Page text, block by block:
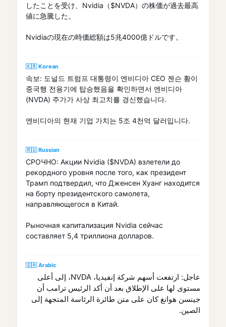
したことを受け、Nvidia（$NVDA）の株価が過去最高
値に急騰した。
Nvidiaの現在の時価総額は5兆4000億ドルです。
🇰🇷 Korean
속보: 도널드 트럼프 대통령이 엔비디아 CEO 젠슨 황이
중국행 전용기에 탑승했음을 확인하면서 엔비디아
(NVDA) 주가가 사상 최고치를 경신했습니다.
엔비디아의 현재 기업 가치는 5조 4천억 달러입니다.
🇷🇺 Russian
СРОЧНО: Акции Nvidia ($NVDA) взлетели до
рекордного уровня после того, как президент
Трамп подтвердил, что Дженсен Хуанг находится
на борту президентского самолета,
направляющегося в Китай.
Рыночная капитализация Nvidia сейчас
составляет 5,4 триллиона долларов.
🇸🇦 Arabic
عاجل: ارتفعت أسهم شركة إنفيديا، NVDA، إلى أعلى
مستوى لها على الإطلاق بعد أن أكد الرئيس ترامب أن
جينسن هوانغ كان على متن طائرة الرئاسة المتجهة إلى
الصين.